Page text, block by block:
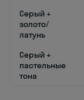
Серый +
золото/
латунь
Серый +
пастельные
тона